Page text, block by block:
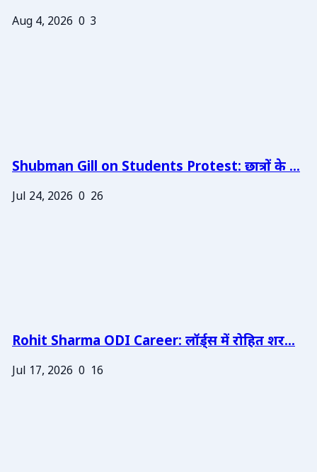
Aug 4, 2026 0 3
Shubman Gill on Students Protest: छात्रों के ...
Jul 24, 2026 0 26
Rohit Sharma ODI Career: लॉर्ड्स में रोहित शर...
Jul 17, 2026 0 16